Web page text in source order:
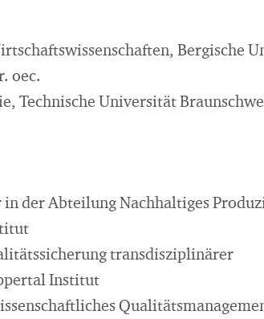
Bergische
oec.
Technische Universität
in der Abteilung Nachhaltiges
transdisziplinärer
Institut